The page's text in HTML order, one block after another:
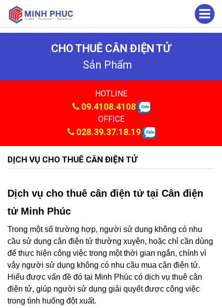
CHO THUÊ CÂN ĐIỆN TỬ
Sản Phẩm
HOTLINE
09.4108.4108
OFFICE
028.39.37.18.19
DỊCH VỤ CHO THUÊ CÂN ĐIỆN TỬ
Dịch vụ cho thuê cân điện tử tại Cân điện
tử Minh Phúc
Trong một số trường hợp, người sử dụng không có nhu
cầu sử dụng cân điện tử thường xuyên, hoặc chỉ cần dùng
để thực hiện công việc trong một thời gian ngắn, chính vì
vậy người sử dụng không có nhu cầu mua cân điện tử.
Hiểu được vấn đề đó tại Minh Phúc có dịch vụ thuê cân
điện tử, giúp người sử dụng giải quyết được công việc
trong tình huống đột xuất.